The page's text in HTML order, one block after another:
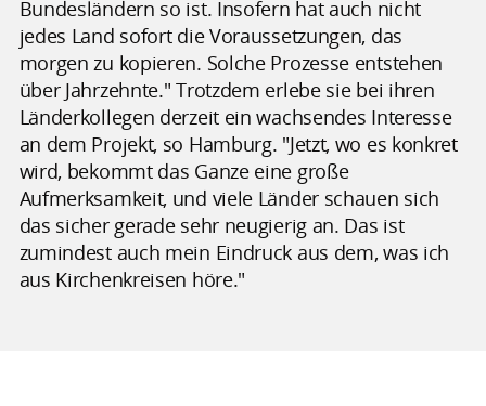
Bundesländern so ist. Insofern hat auch nicht
jedes Land sofort die Voraussetzungen, das
morgen zu kopieren. Solche Prozesse entstehen
über Jahrzehnte." Trotzdem erlebe sie bei ihren
Länderkollegen derzeit ein wachsendes Interesse
an dem Projekt, so Hamburg. "Jetzt, wo es konkret
wird, bekommt das Ganze eine große
Aufmerksamkeit, und viele Länder schauen sich
das sicher gerade sehr neugierig an. Das ist
zumindest auch mein Eindruck aus dem, was ich
aus Kirchenkreisen höre."